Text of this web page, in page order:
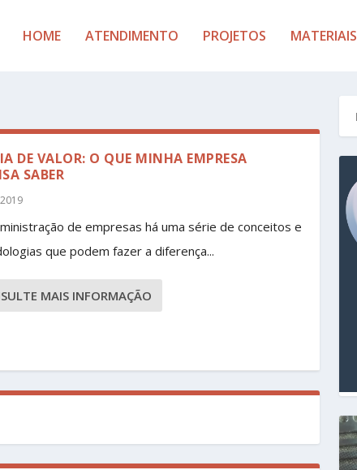
HOME ATENDIMENTO PROJETOS MATERIAIS
DE VALOR: O QUE MINHA EMPRESA
SABER
de empresas há uma série de conceitos e
que podem fazer a diferença...
MAIS INFORMAÇÃO